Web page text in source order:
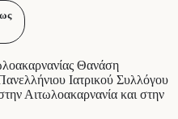
Θανάση
Ιατρικού Συλλόγου
Αιτωλοακαρνανία και στην